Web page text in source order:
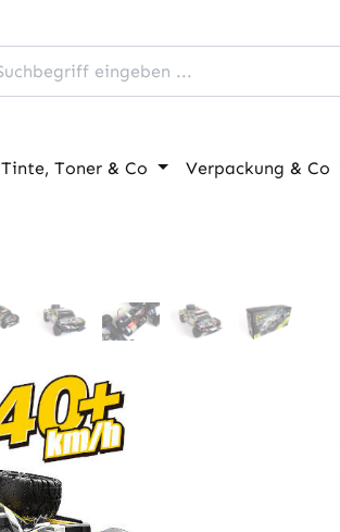
Tinte, Toner & Co Verpackung & Co